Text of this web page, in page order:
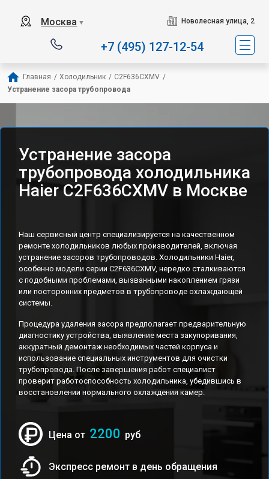
Москва ▼ Новолесная улица, 2
+7 (495) 127-12-54
Главная / Холодильник / C2F636CXMV /
Устранение засора трубопровода
Устранение засора
трубопровода холодильника
Haier C2F636CXMV в Москве
Наш сервисный центр специализируется на качественном
ремонте холодильников любых производителей, включая
устранение засоров трубопроводов. Холодильники Haier,
особенно модели серии C2F636CXMV, нередко сталкиваются
с подобными проблемами, вызванными накоплением грязи
или посторонних предметов в трубопроводе охлаждающей
системы.
Процедура удаления засора предполагает предварительную
диагностику устройства, выявление места закупоривания,
аккуратный демонтаж необходимых частей корпуса и
использование специальных инструментов для очистки
трубопровода. После завершения работ специалист
проверит работоспособность холодильника, убедившись в
восстановлении нормального охлаждения камер.
Цена от 2200 руб
Экспресс ремонт в день обращения